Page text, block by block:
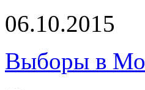
06.10.2015
Выборы в